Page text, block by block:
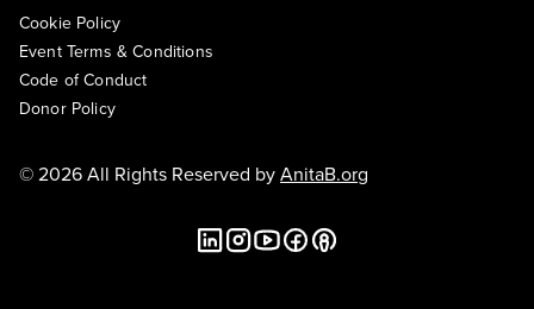
Cookie Policy
Event Terms & Conditions
Code of Conduct
Donor Policy
© 2026 All Rights Reserved byAnitaB.org